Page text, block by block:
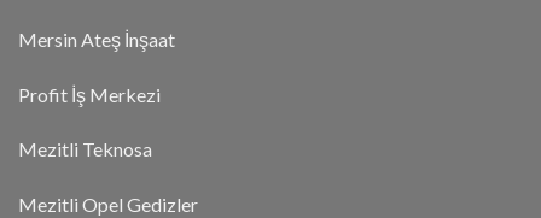
Mersin Ateş İnşaat
Profit İş Merkezi
Mezitli Teknosa
Mezitli Opel Gedizler